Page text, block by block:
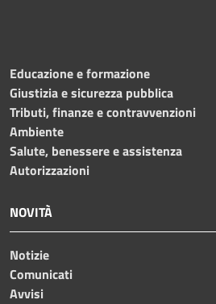
Educazione e formazione
Giustizia e sicurezza pubblica
Tributi, finanze e contravvenzioni
Ambiente
Salute, benessere e assistenza
Autorizzazioni
NOVITÀ
Notizie
Comunicati
Avvisi